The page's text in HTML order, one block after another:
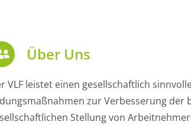
Über Uns
VLF leistet einen gesellschaftlich
zur Verbesserung der
Stellung von